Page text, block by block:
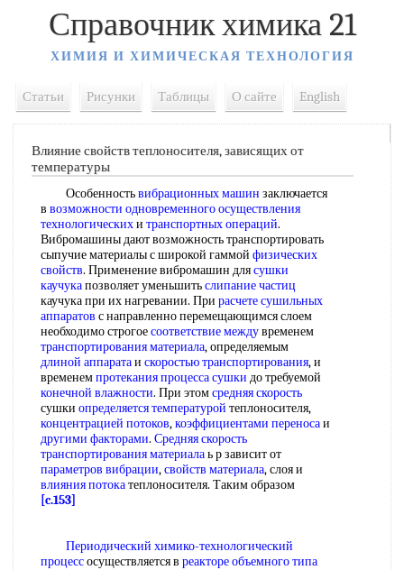
Справочник химика 21
ХИМИЯ И ХИМИЧЕСКАЯ ТЕХНОЛОГИЯ
Статьи Рисунки Таблицы О сайте English
Влияние свойств теплоносителя, зависящих от
температуры
Особенностьвибрационных машин заключается
в возможности одновременногоосуществления
технологическихи транспортных операций.
Вибромашины дают возможность транспортировать
сыпучие материалы с широкой гаммой физических
свойств. Применение вибромашин длясушки
каучукапозволяет уменьшитьслипание частиц
каучука при их нагревании. При расчете сушильных
аппаратов с направленно перемещающимся слоем
необходимо строгоесоответствие междувременем
транспортирования материала, определяемым
длиной аппаратаи скоростью транспортирования, и
временемпротекания процесса сушки до требуемой
конечной влажности. При этомсредняя скорость
сушки определяется температурой теплоносителя,
концентрацией потоков,коэффициентами переносаи
другими факторами. Средняя скорость
транспортирования материалаь р зависит от
параметров вибрации,свойств материала, слоя и
влияния потокатеплоносителя. Таким образом
[c.153]
Периодический химико-технологический
процессосуществляется в реакторе объемного типа